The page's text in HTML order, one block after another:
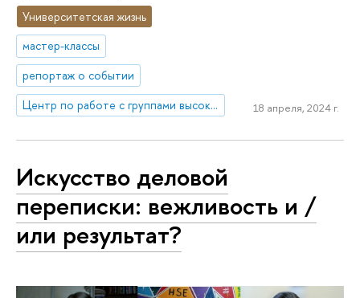
Университетская жизнь
мастер-классы
репортаж о событии
Центр по работе с группами высокого профессионального потенциала
18 апреля, 2024 г.
Искусство деловой
переписки: вежливость и /
или результат?